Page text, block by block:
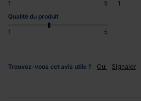
1 5 1
Qualité du produit
1 5
Trouvez-vous cet avis utile ? Oui Signaler